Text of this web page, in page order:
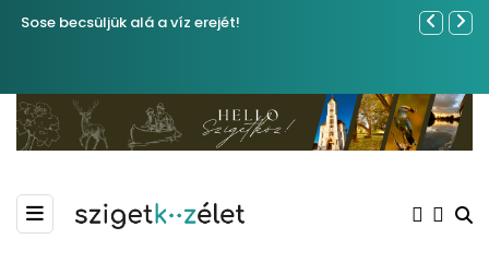
Sose becsüljük alá a víz erejét!
Ferenc